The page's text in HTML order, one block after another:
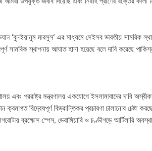
‘বুনইয়ানুম মারসুস’ এর মাধ্যমে সেইসব ভারতীয় সামরিক
স্থাপনায় আঘাত হানা হয়েছে বলে দাবি করেছে
এবং পররাষ্ট্র মন্ত্রণালয় একযোগে ইসলামাবাদের দাবি
ক্রমাগত বিদ্বেষপূর্ণ বিভ্রান্তিকর প্রচারণা চালানোর
ব্রহ্মোস স্পেস, ডেরাঙ্গিয়ারি ও চণ্ডীগড়ে আর্টিলারি